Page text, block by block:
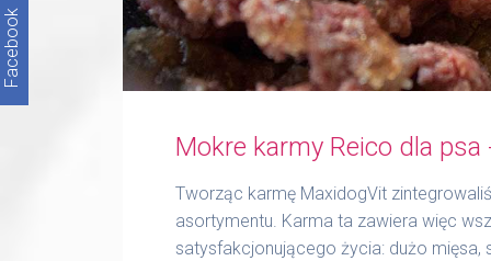
Mokre karmy Reico dla psa
Tworząc karmę MaxidogVit
asortymentu. Karma ta zawiera więc
satysfakcjonującego życia: dużo mięsa,
Facebook